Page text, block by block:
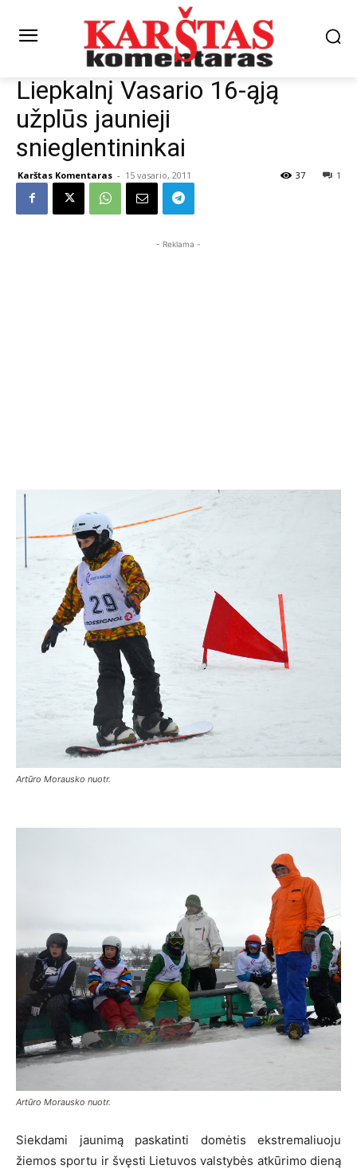
Liepkalnį Vasario 16-ąją
užplūs jaunieji
snieglentininkai
Karštas Komentaras - 15 vasario, 2011 1
37
- Reklama -
Artūro Morausko nuotr.
Artūro Morausko nuotr.
Siekdami jaunimą paskatinti domėtis ekstremaliuoju
žiemos sportu ir švęsti Lietuvos valstybės atkūrimo dieną